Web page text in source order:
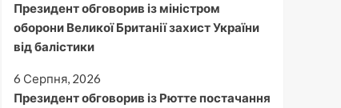
Президент обговорив із міністром
оборони Великої Британії захист України
від балістики
6 Серпня, 2026
Президент обговорив із Рютте постачання